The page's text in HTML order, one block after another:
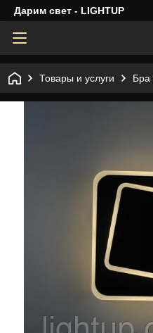
Дарим свет - LIGHTUP
Товары и услуги Бра